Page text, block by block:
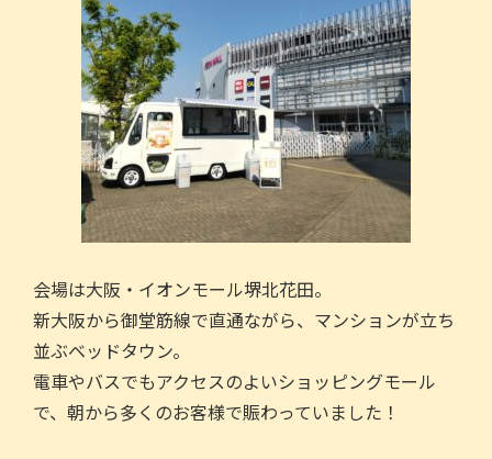
会場は大阪・イオンモール堺北花田。
新大阪から御堂筋線で直通ながら、マンションが立ち
並ぶベッドタウン。
電車やバスでもアクセスのよいショッピングモール
で、朝から多くのお客様で賑わっていました！